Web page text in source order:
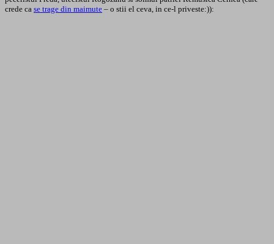
crede ca se trage din maimute – o stii el ceva, in ce-l priveste:)):